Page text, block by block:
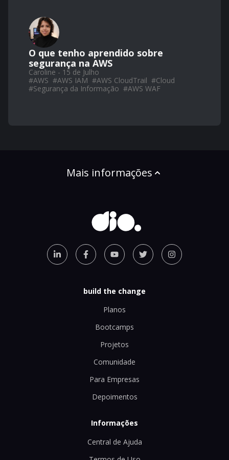
O que tenho aprendido sobre
segurança na AWS
Caroline - 15 de Julho
#AWS #AWS IAM #AWS CloudTrail #Cloud
#Segurança da Informação #AWS WAF
Mais informações
build the change
Planos
Bootcamps
Projetos
Comunidade
Para Empresas
Depoimentos
Informações
Central de Ajuda